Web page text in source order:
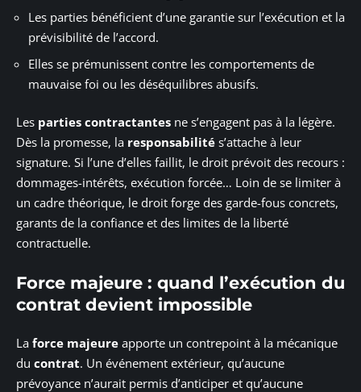
Les parties bénéficient d’une garantie sur l’exécution et la
prévisibilité de l’accord.
Elles se prémunissent contre les comportements de
mauvaise foi ou les déséquilibres abusifs.
Les parties contractantes ne s’engagent pas à la légère.
Dès la promesse, la responsabilité s’attache à leur
signature. Si l’une d’elles faillit, le droit prévoit des recours :
dommages-intérêts, exécution forcée… Loin de se limiter à
un cadre théorique, le droit forge des garde-fous concrets,
garants de la confiance et des limites de la liberté
contractuelle.
Force majeure : quand l’exécution du
contrat devient impossible
La force majeure apporte un contrepoint à la mécanique
du contrat. Un événement extérieur, qu’aucune
prévoyance n’aurait permis d’anticiper et qu’aucune